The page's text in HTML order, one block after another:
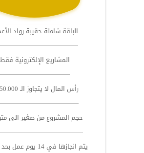
الباقة شاملة حقيبة رواد
المشاريع الإلكترونية فقط
رأس المال لا يتجاوز الـ 250.000 $
حجم المشروع من صغير الى
يتم انجازها في 14 يوم عمل بحد أقصى